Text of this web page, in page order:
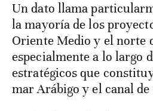
Un dato llama
la mayoría de los
Oriente Medio y el norte
especialmente a lo largo
estratégicos que
mar Arábigo y el canal de